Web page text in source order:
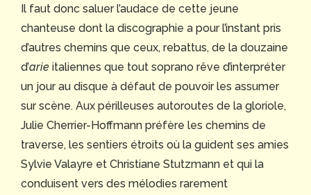
Il faut donc saluer l’audace de cette jeune
chanteuse dont la discographie a pour l’instant pris
d’autres chemins que ceux, rebattus, de la douzaine
d’arie italiennes que tout soprano rêve d’interpréter
un jour au disque à défaut de pouvoir les assumer
sur scène. Aux périlleuses autoroutes de la gloriole,
Julie Cherrier-Hoffmann préfère les chemins de
traverse, les sentiers étroits où la guident ses amies
Sylvie Valayre et Christiane Stutzmann et qui la
conduisent vers des mélodies rarement